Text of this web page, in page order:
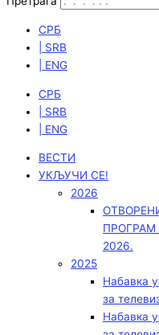
СРБ
| SRB
| ENG
СРБ
| SRB
| ENG
ВЕСТИ
УКЉУЧИ СЕ!
2026
2026.
2025
Набавка
за
Набавка